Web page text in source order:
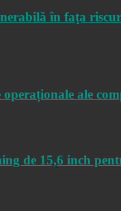
în faţa
operaționale ale
de 15,6 inch